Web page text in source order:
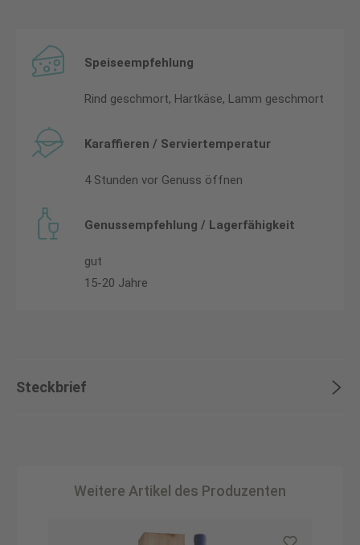
Speiseempfehlung
Rind geschmort, Hartkäse, Lamm geschmort
Karaffieren / Serviertemperatur
4 Stunden vor Genuss öffnen
Genussempfehlung / Lagerfähigkeit
gut
15-20 Jahre
Steckbrief
Weitere Artikel des Produzenten